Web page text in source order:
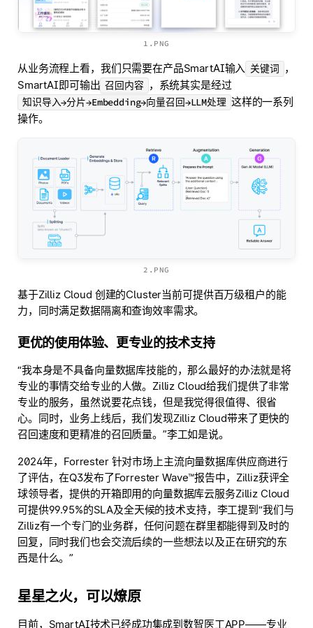
1.PNG
从业务流程上看，我们只需要在产品SmartAI输入 关键词 ，
SmartAI即可输出 召回内容 ，系统其实是经过
知识导入→分片→Embedding→向量召回→LLM处理 这样的一系列
操作。
2.PNG
基于Zilliz Cloud 创建的Cluster当前可提供百万级租户的能
力，同时满足数据隔离和查询效率需求。
更优的使用体验、更专业的技术支持
“我本身是不具备向量数据库技能的，那么最好的办法就是将
专业的事情交给专业的人做。Zilliz Cloud给我们提供了非常
专业的服务，虽然说要花点钱，但是我觉得很值得、很省
心。同时，业务上线后，我们发现Zilliz Cloud带来了更快的
召回速度和更精准的召回质量。”李工如是说。
2024年，Forrester 针对市场上主流向量数据库供应商进行
了评估，在Q3发布了Forrester Wave™报告中，Zilliz获评全
球领导者，提供的开箱即用的向量数据库云服务Zilliz Cloud
可提供99.95%的SLA及全天候的技术支持，李工提到“我们与
Zilliz有一个专门的业务群，任何问题在群里都能得到及时的
回复，同时我们也会交流后续的一些想法以及正在研究的东
西是什么。”
星星之火，可以燎原
目前，SmartAI技术已经成功集成到数智医工APP——专业